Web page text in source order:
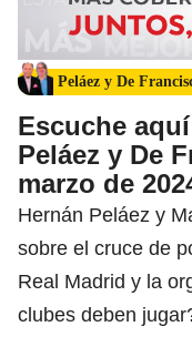
Peláez y De
Escuche
Peláez y De
marzo de
Hernán Peláez y
sobre el cruce de
Real Madrid y la
clubes deben